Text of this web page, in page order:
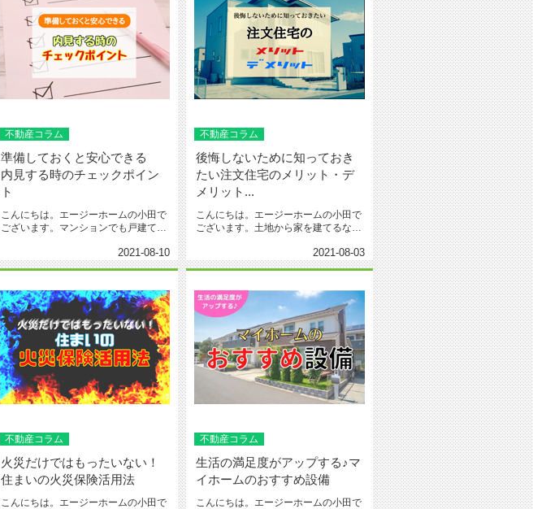
不動産コラム
準備しておくと安心できる
内見する時のチェックポイン
ト
こんにちは。エージーホームの小田で
ございます。マンションでも戸建てで
2021-08-10
不動産コラム
後悔しないために知っておき
たい注文住宅のメリット・デ
メリット...
こんにちは。エージーホームの小田で
ございます。土地から家を建てるな
2021-08-03
不動産コラム
火災だけではもったいない！
住まいの火災保険活用法
こんにちは。エージーホームの小田で
不動産コラム
生活の満足度がアップする♪マ
イホームのおすすめ設備
こんにちは。エージーホームの小田で